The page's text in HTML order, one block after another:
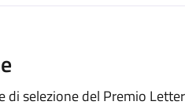
di selezione del Premio